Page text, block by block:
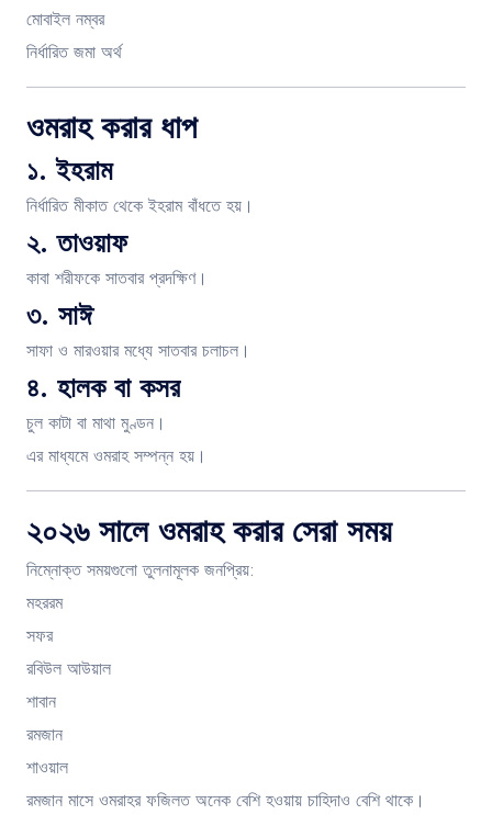
মোবাইল নম্বর
নির্ধারিত জমা অর্থ
ওমরাহ করার ধাপ
১. ইহরাম
নির্ধারিত মীকাত থেকে ইহরাম বাঁধতে হয়।
২. তাওয়াফ
কাবা শরীফকে সাতবার প্রদক্ষিণ।
৩. সাঈ
সাফা ও মারওয়ার মধ্যে সাতবার চলাচল।
৪. হালক বা কসর
চুল কাটা বা মাথা মুণ্ডন।
এর মাধ্যমে ওমরাহ সম্পন্ন হয়।
২০২৬ সালে ওমরাহ করার সেরা সময়
নিম্নোক্ত সময়গুলো তুলনামূলক জনপ্রিয়:
মহররম
সফর
রবিউল আউয়াল
শাবান
রমজান
শাওয়াল
রমজান মাসে ওমরাহর ফজিলত অনেক বেশি হওয়ায় চাহিদাও বেশি থাকে।